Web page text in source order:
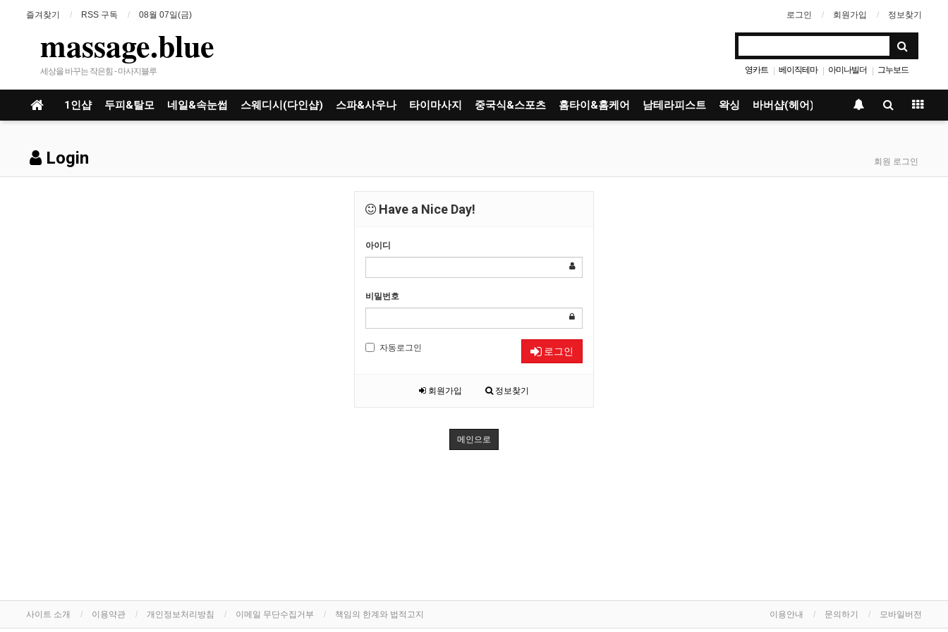
즐겨찾기 RSS 구독 08월 07일(금) 로그인 회원가입 정보찾기
massage.blue
세상을 바꾸는 작은힘 - 마사지블루 영카트 | 베이직테마 | 아미나빌더 | 그누보드
1인샵 두피&탈모 네일&속눈썹 스웨디시(다인샵) 스파&사우나 타이마사지 중국식&스포츠 홈타이&홈케어 남테라피스트 왁싱 바버샵(헤어)
Login 회원 로그인
Have a Nice Day!
아이디
비밀번호
자동로그인 로그인
회원가입 정보찾기
메인으로
사이트 소개 이용약관 개인정보처리방침 이메일 무단수집거부 책임의 한계와 법적고지 이용안내 문의하기 모바일버전